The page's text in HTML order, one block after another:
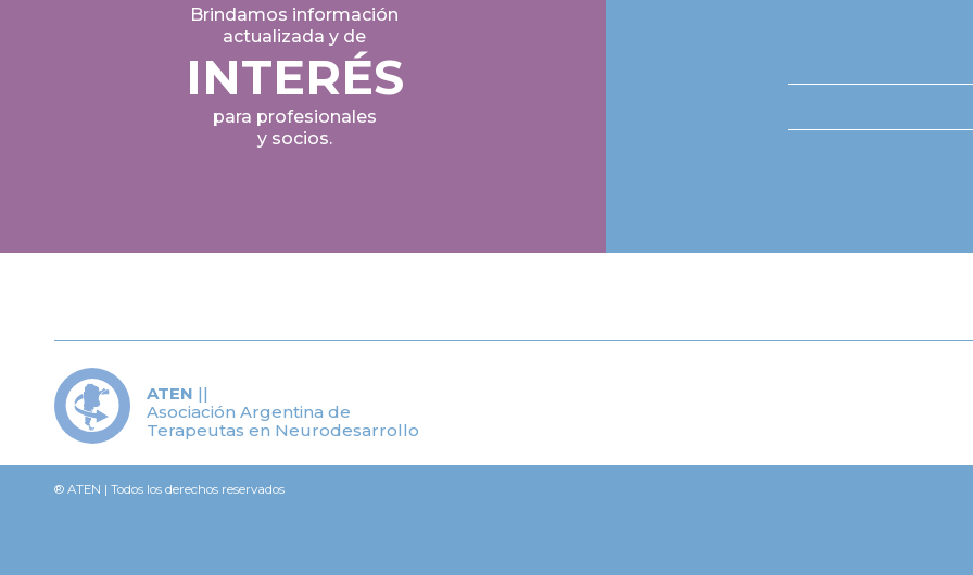
Brindamos información
actualizada y de
INTERÉS
para profesionales
y socios.
ATEN ||
Asociación Argentina de
Terapeutas en Neurodesarrollo
® ATEN | Todos los derechos reservados